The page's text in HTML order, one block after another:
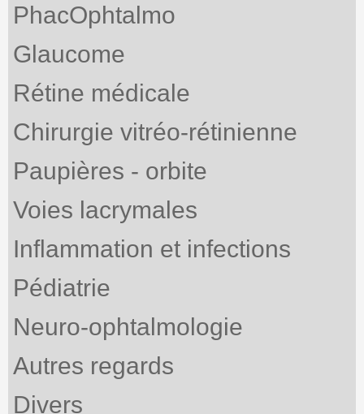
PhacOphtalmo
Glaucome
Rétine médicale
Chirurgie vitréo-rétinienne
Paupières - orbite
Voies lacrymales
Inflammation et infections
Pédiatrie
Neuro-ophtalmologie
Autres regards
Divers